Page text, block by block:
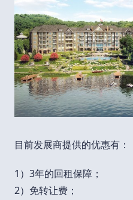
目前发展商提供的优惠有：
1）3年的回租保障；
2）免转让费；